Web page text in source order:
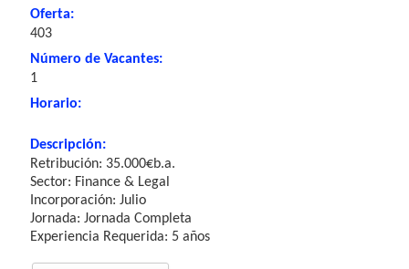
Oferta:
403
Número de Vacantes:
1
Horario:
Descripción:
Retribución: 35.000€b.a.
Sector: Finance & Legal
Incorporación: Julio
Jornada: Jornada Completa
Experiencia Requerida: 5 años